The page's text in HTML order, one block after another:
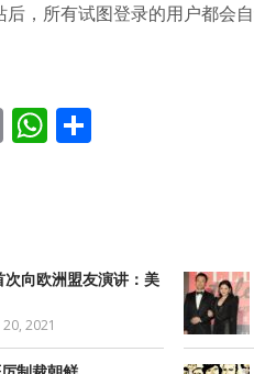
，所有试图登录的用户都会
EmailWhatsApp
次向欧洲盟友演讲：美
2021